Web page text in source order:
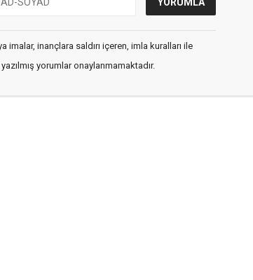
inançlara saldırı içeren, imla kuralları ile
yorumlar onaylanmamaktadır.